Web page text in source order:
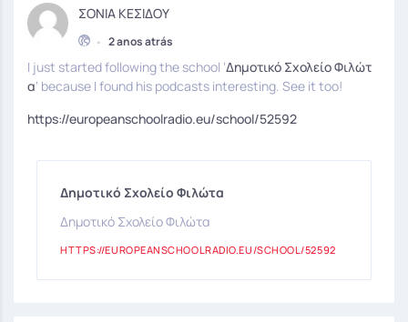
ΣΟΝΙΑ ΚΕΣΙΔΟΥ
• 2 anos atrás
I just started following the school ‘Δημοτικό Σχολείο Φιλώτ
α‘ because I found his podcasts interesting. See it too!
https://europeanschoolradio.eu/school/52592
Δημοτικό Σχολείο Φιλώτα
Δημοτικό Σχολείο Φιλώτα
HTTPS://EUROPEANSCHOOLRADIO.EU/SCHOOL/52592